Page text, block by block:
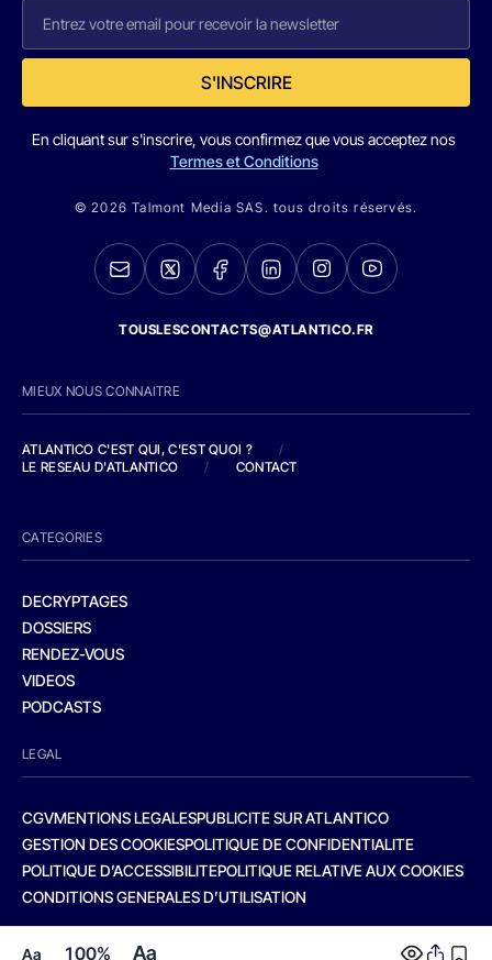
Aa 100% Aa
S'INSCRIRE
En cliquant sur s'inscrire, vous confirmez que vous acceptez nos
Termes et Conditions
© 2026 Talmont Media SAS. tous droits réservés.
TOUSLESCONTACTS@ATLANTICO.FR
MIEUX NOUS CONNAITRE
ATLANTICO C'EST QUI, C'EST QUOI ?
/
LE RESEAU D'ATLANTICO
/ CONTACT
CATEGORIES
DECRYPTAGES
DOSSIERS
RENDEZ-VOUS
VIDEOS
PODCASTS
LEGAL
CGVMENTIONS LEGALESPUBLICITE SUR ATLANTICO
GESTION DES COOKIESPOLITIQUE DE CONFIDENTIALITE
POLITIQUE D’ACCESSIBILITEPOLITIQUE RELATIVE AUX COOKIES
CONDITIONS GENERALES D’UTILISATION